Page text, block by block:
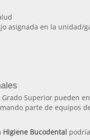
asignada en la unidad/
Superior pueden
parte de equipos
Higiene Bucodental